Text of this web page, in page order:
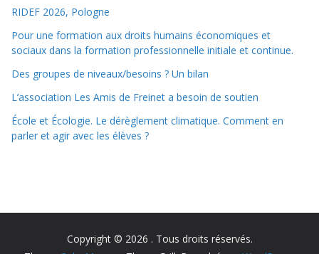
RIDEF 2026, Pologne
Pour une formation aux droits humains économiques et
sociaux dans la formation professionnelle initiale et continue.
Des groupes de niveaux/besoins ? Un bilan
L’association Les Amis de Freinet a besoin de soutien
École et Écologie. Le dérèglement climatique. Comment en
parler et agir avec les élèves ?
Copyright © 2026 . Tous droits réservés.